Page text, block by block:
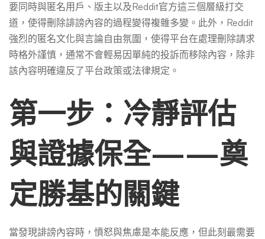
要同時與匿名用戶、版主以及Reddit官方這三個層級打交
道，使得刪除誹謗內容的過程變得複雜多變。此外，Reddit
強烈的匿名文化與言論自由氛圍，使得平台在處理刪除請求
時格外謹慎，通常不會輕易因單純的投訴而移除內容，除非
該內容明確違反了平台政策或法律規定。
第一步：冷靜評估
與證據保全——奠
定勝基的關鍵
當發現誹謗內容時，憤怒與焦慮是本能反應，但此刻最需要